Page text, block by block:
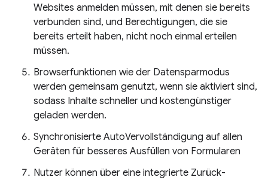
Websites anmelden müssen, mit denen sie bereits
verbunden sind, und Berechtigungen, die sie
bereits erteilt haben, nicht noch einmal erteilen
müssen.
Browserfunktionen wie der Datensparmodus
werden gemeinsam genutzt, wenn sie aktiviert sind,
sodass Inhalte schneller und kostengünstiger
geladen werden.
Synchronisierte AutoVervollständigung auf allen
Geräten für besseres Ausfüllen von Formularen
Nutzer können über eine integrierte Zurück-